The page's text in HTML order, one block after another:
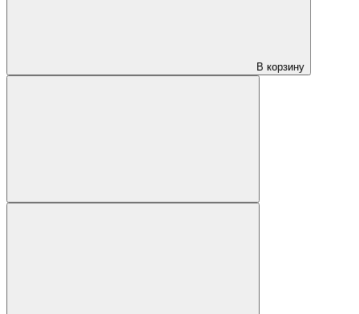
В корзину